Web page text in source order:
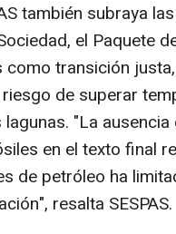
también subraya
el Paquete
transición
de superar
"La
en el texto final
de petróleo ha
resalta SESPAS.